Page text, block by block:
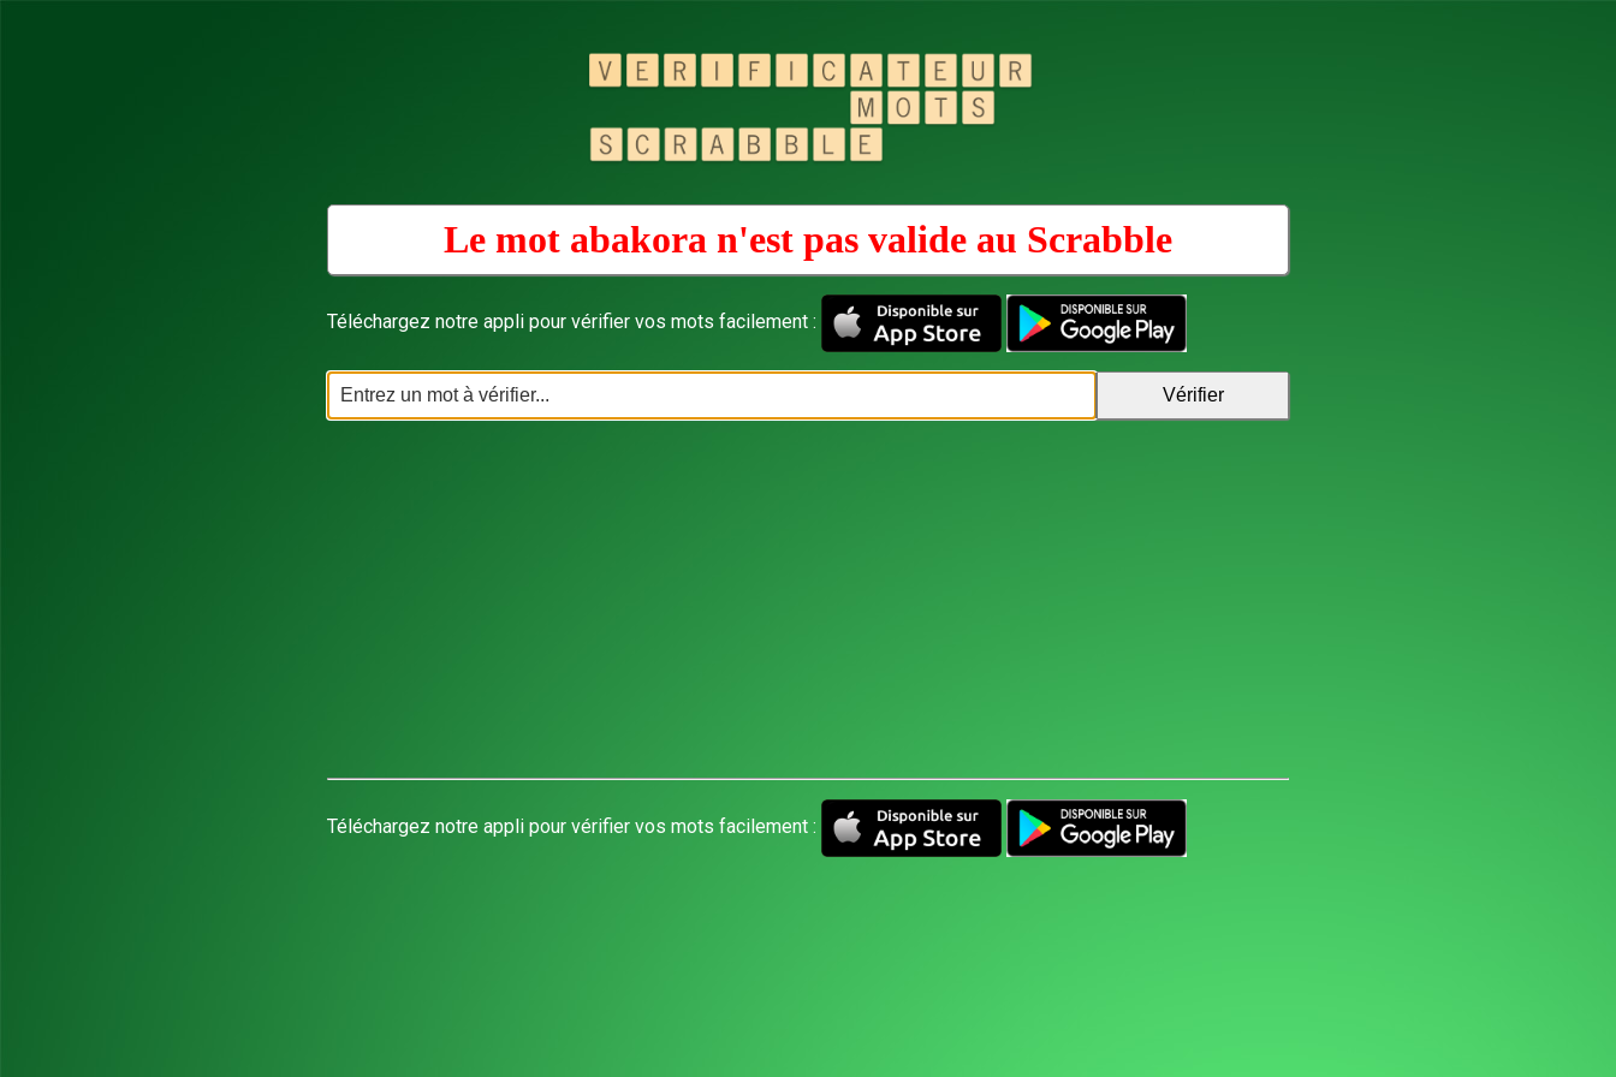
Le mot abakora n'est pas valide au Scrabble
Téléchargez notre appli pour vérifier vos mots facilement :
Téléchargez notre appli pour vérifier vos mots facilement :